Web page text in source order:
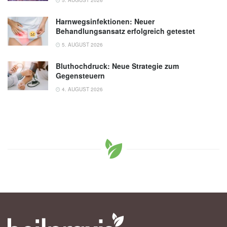
Harnwegsinfektionen: Neuer
Behandlungsansatz erfolgreich getestet
5. AUGUST 2026
Bluthochdruck: Neue Strategie zum
Gegensteuern
4. AUGUST 2026